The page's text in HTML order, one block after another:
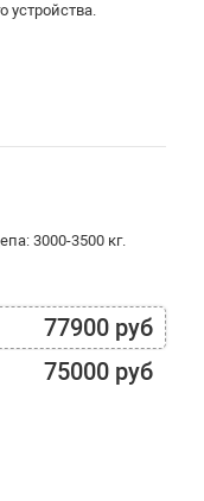
устройства.
3000-3500 кг.
77900 руб
75000 руб